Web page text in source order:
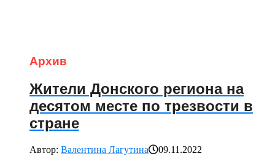
Архив
Жители Донского региона на
десятом месте по трезвости в
стране
Автор: Валентина Лагутина
09.11.2022